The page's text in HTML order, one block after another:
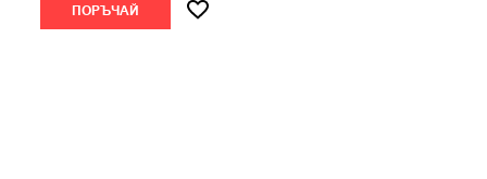
ПОРЪЧАЙ